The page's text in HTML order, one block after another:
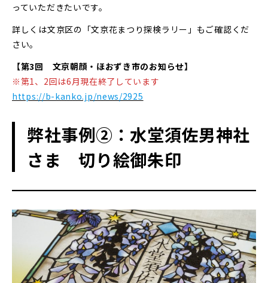
っていただきたいです。
詳しくは文京区の「文京花まつり探検ラリー」もご確認くだ
さい。
【第3回 文京朝顔・ほおずき市のお知らせ】
※第1、2回は6月現在終了しています
https://b-kanko.jp/news/2925
弊社事例②：水堂須佐男神社
さま 切り絵御朱印